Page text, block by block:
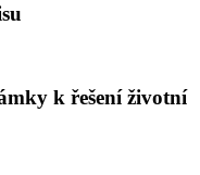
k řešení životní